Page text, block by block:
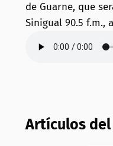
de Guarne, que
Sinigual 90.5 f.m.,
Artículos